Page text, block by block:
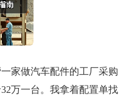
家做汽车配件的工厂采购
万一台。我拿着配置单找